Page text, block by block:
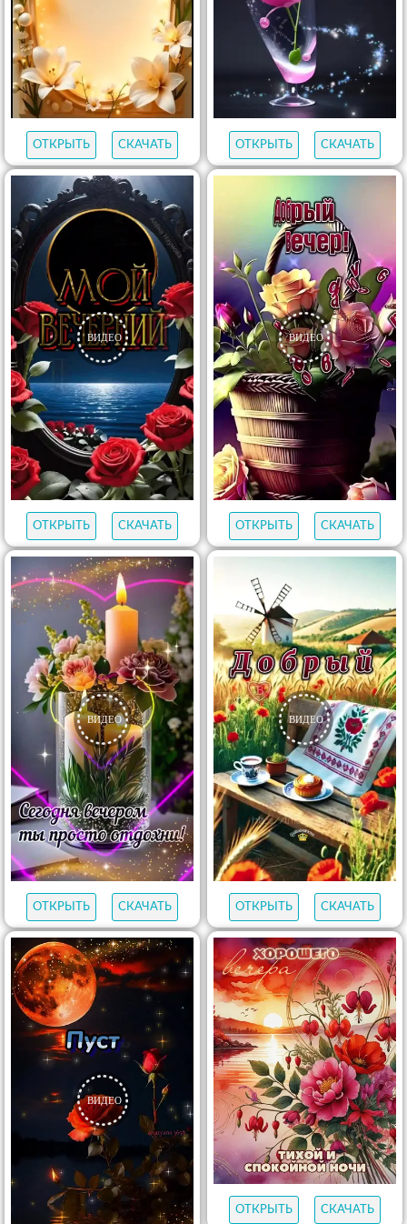
ОТКРЫТЬ СКАЧАТЬ ОТКРЫТЬ СКАЧАТЬ
ОТКРЫТЬ СКАЧАТЬ ОТКРЫТЬ СКАЧАТЬ
ОТКРЫТЬ СКАЧАТЬ ОТКРЫТЬ СКАЧАТЬ
ОТКРЫТЬ СКАЧАТЬ